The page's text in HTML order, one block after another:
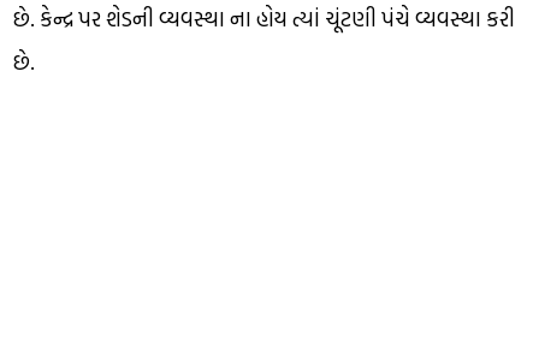
છે. કેન્દ્ર પર શેડની વ્યવસ્થા ના હોય ત્યાં ચૂંટણી પંચે વ્યવસ્થા કરી
છે.